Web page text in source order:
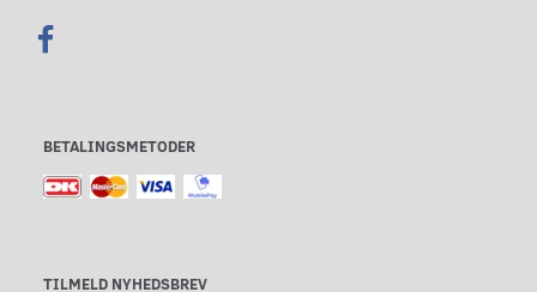
BETALINGSMETODER
TILMELD NYHEDSBREV